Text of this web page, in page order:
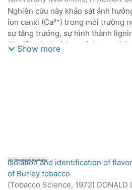
thể liên quan đến nhóm sulfhydryl
Hầu hết các hợp chất phenolic
tác dụng ức chế đáng kể, ngoại trừ
cinnamic.
Phillip Lee Schafer
Nghiên cứu này khảo sát ảnh
ion canxi (Ca²⁺) trong môi trường
sự tăng trưởng, sự hình thành
(lignification) và hoạt tính
sẹo thuốc lá (W-38).
Show more
No Thumbnail Available
Isolation and identification of
of Burley tobacco
(Tobacco Science, 1972) DONALD